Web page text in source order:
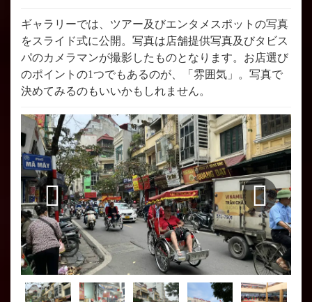
ギャラリーでは、ツアー及びエンタメスポットの写真
をスライド式に公開。写真は店舗提供写真及びタビス
パのカメラマンが撮影したものとなります。お店選び
のポイントの1つでもあるのが、「雰囲気」。写真で
決めてみるのもいいかもしれません。